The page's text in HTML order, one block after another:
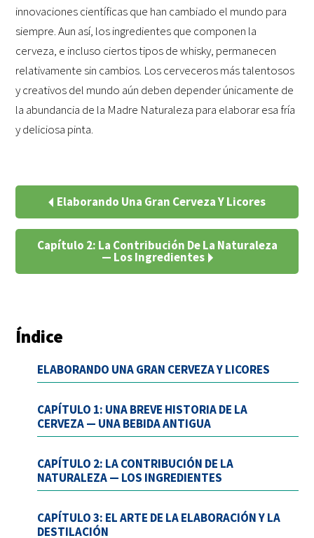
innovaciones científicas que han cambiado el mundo para
siempre. Aun así, los ingredientes que componen la
cerveza, e incluso ciertos tipos de whisky, permanecen
relativamente sin cambios. Los cerveceros más talentosos
y creativos del mundo aún deben depender únicamente de
la abundancia de la Madre Naturaleza para elaborar esa fría
y deliciosa pinta.
Elaborando Una Gran Cerveza Y Licores
Capítulo 2: La Contribución De La Naturaleza
— Los Ingredientes
Índice
ELABORANDO UNA GRAN CERVEZA Y LICORES
CAPÍTULO 1: UNA BREVE HISTORIA DE LA
CERVEZA — UNA BEBIDA ANTIGUA
CAPÍTULO 2: LA CONTRIBUCIÓN DE LA
NATURALEZA — LOS INGREDIENTES
CAPÍTULO 3: EL ARTE DE LA ELABORACIÓN Y LA
DESTILACIÓN